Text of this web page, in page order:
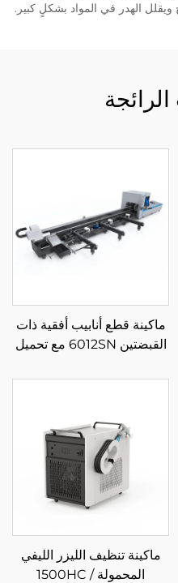
الهدر في المواد بشكلٍ كبير.
ماكينة قطع أنابيب أفقية ذات
القبضتين 6012SN مع تحميل
ماكينة تنظيف الليزر الليفي
المحمولة 1500HC /